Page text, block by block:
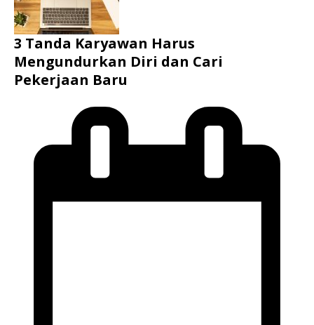
3 Tanda Karyawan Harus
Mengundurkan Diri dan Cari
Pekerjaan Baru